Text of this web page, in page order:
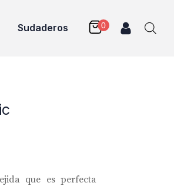
Sudaderos
que es perfecta